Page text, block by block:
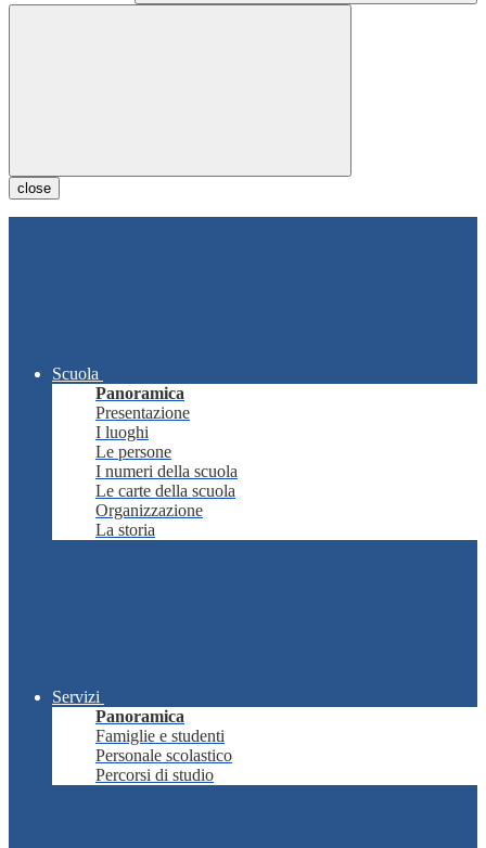
close
Scuola
Panoramica
Presentazione
I luoghi
Le persone
I numeri della scuola
Le carte della scuola
Organizzazione
La storia
Servizi
Panoramica
Famiglie e studenti
Personale scolastico
Percorsi di studio